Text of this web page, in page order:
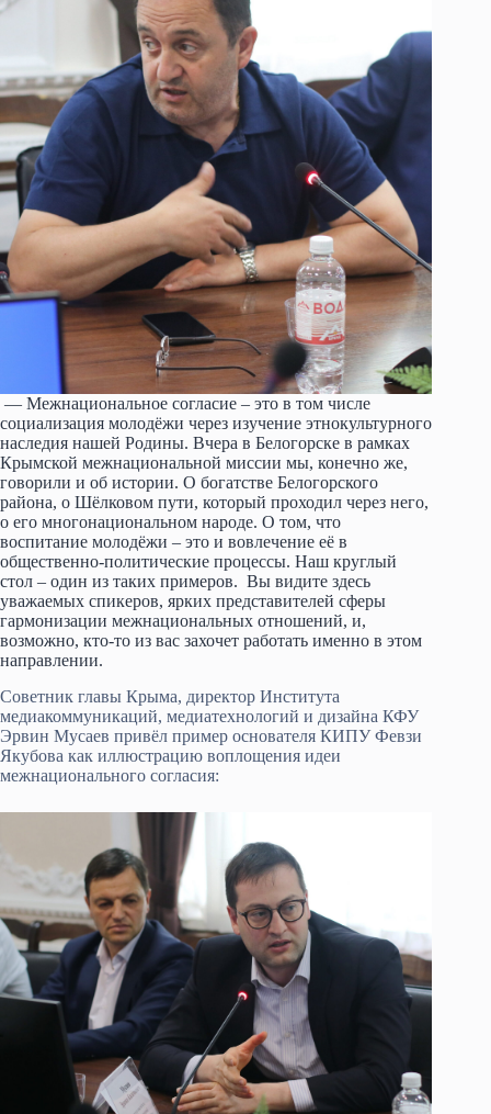
— Межнациональное согласие – это в том числе
социализация молодёжи через изучение этнокультурного
наследия нашей Родины. Вчера в Белогорске в рамках
Крымской межнациональной миссии мы, конечно же,
говорили и об истории. О богатстве Белогорского
района, о Шёлковом пути, который проходил через него,
о его многонациональном народе. О том, что
воспитание молодёжи – это и вовлечение её в
общественно-политические процессы. Наш круглый
стол – один из таких примеров. Вы видите здесь
уважаемых спикеров, ярких представителей сферы
гармонизации межнациональных отношений, и,
возможно, кто-то из вас захочет работать именно в этом
направлении.
Советник главы Крыма, директор Института
медиакоммуникаций, медиатехнологий и дизайна КФУ
Эрвин Мусаев привёл пример основателя КИПУ Февзи
Якубова как иллюстрацию воплощения идеи
межнационального согласия: